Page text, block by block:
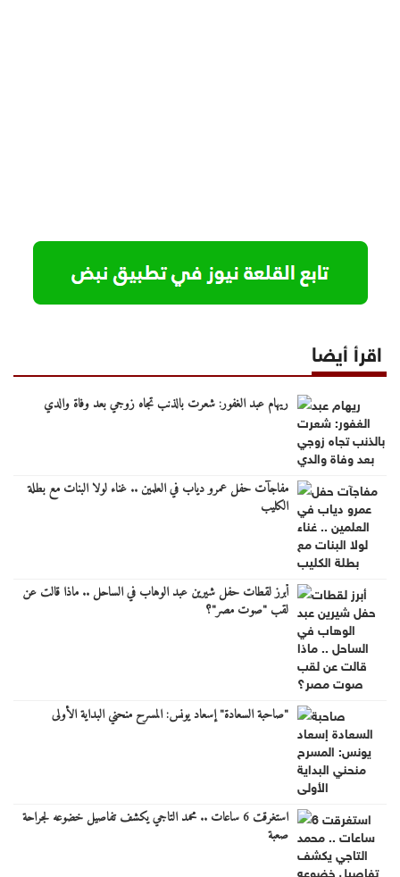
اقرأ أيضا
ريهام عبد الغفور: شعرت بالذنب تجاه زوجي بعد وفاة والدي
مفاجآت حفل عمرو دياب في العلمين .. غناء لولا البنات مع بطلة
الكليب
أبرز لقطات حفل شيرين عبد الوهاب في الساحل .. ماذا قالت عن
لقب "صوت مصر"؟
"صاحبة السعادة" إسعاد يونس: المسرح منحني البداية الأولى
استغرقت 6 ساعات .. محمد التاجي يكشف تفاصيل خضوعه لجراحة
صعبة